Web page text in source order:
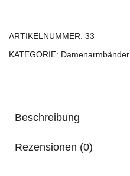
ARTIKELNUMMER: 33
KATEGORIE: Damenarmbänder
Beschreibung
Rezensionen (0)